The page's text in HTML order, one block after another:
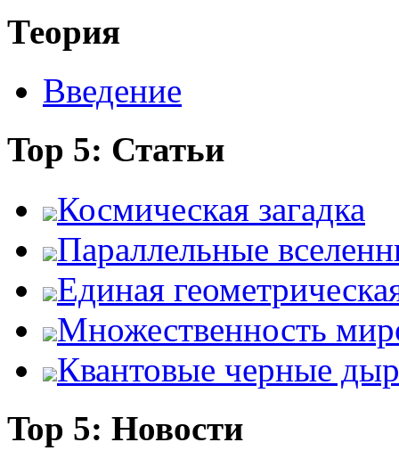
Теория
Введение
Top 5: Статьи
Космическая загадка
Параллельные
Единая
Множественность
Квантовые черные
Top 5: Новости